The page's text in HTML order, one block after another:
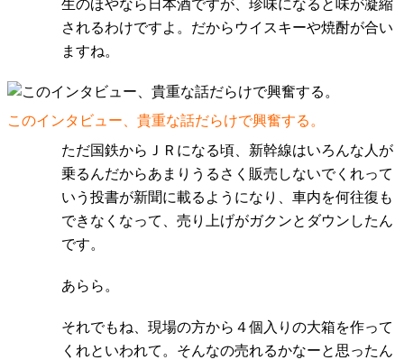
生のほやなら日本酒ですが、珍味になると味が凝縮
されるわけですよ。だからウイスキーや焼酎が合い
ますね。
このインタビュー、貴重な話だらけで興奮する。
ただ国鉄からＪＲになる頃、新幹線はいろんな人が
乗るんだからあまりうるさく販売しないでくれって
いう投書が新聞に載るようになり、車内を何往復も
できなくなって、売り上げがガクンとダウンしたん
です。
あらら。
それでもね、現場の方から４個入りの大箱を作って
くれといわれて。そんなの売れるかなーと思ったん